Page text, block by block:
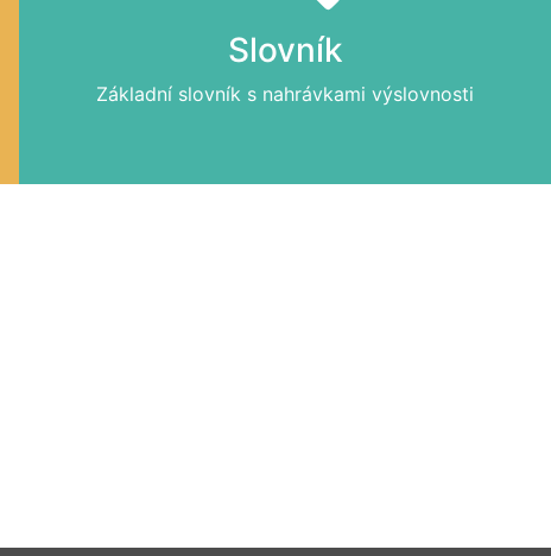
Slovník
Základní slovník s nahrávkami výslovnosti